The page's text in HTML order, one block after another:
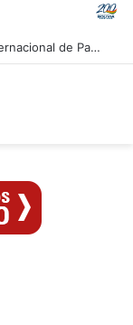
Inaugurado en Cuba XXIV Encuentro Internacional de Partidos Comunistas y Obreros